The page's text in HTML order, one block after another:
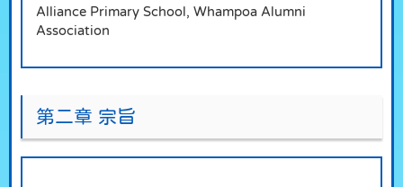
Alliance Primary School, Whampoa Alumni
Association
第二章 宗旨